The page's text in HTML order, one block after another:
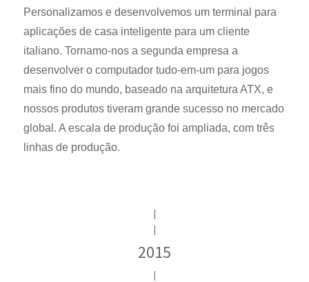
Personalizamos e desenvolvemos um terminal para
aplicações de casa inteligente para um cliente
italiano. Tornamo-nos a segunda empresa a
desenvolver o computador tudo-em-um para jogos
mais fino do mundo, baseado na arquitetura ATX, e
nossos produtos tiveram grande sucesso no mercado
global. A escala de produção foi ampliada, com três
linhas de produção.
|
|
2015
|